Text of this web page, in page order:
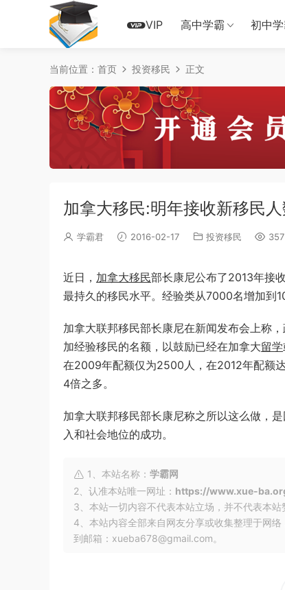
VIP 高中学霸 初中
当前位置： 首页 投资移民 正文
加拿大移民:明年接收新移民
学霸君 2016-02-17 投资移民 357
近日， 加拿大移民部长康尼公布了2013年接
最持久的移民水平。经验类从7000名增加到
加拿大联邦移民部长康尼在新闻发布会上称
加经验移民的名额，以鼓励已经在加拿大留学
在2009年配额仅为2500人，在2012年配额
4倍之多。
加拿大联邦移民部长康尼称之所以这么做，
入和社会地位的成功。
1、本站名称： 学霸网
2、认准本站唯一网址： https://www.xue-
3、本站一切内容不代表本站立场，并不代表本
4、本站内容全部来自网友分享或收集整理于网
到邮箱：xueba678@gmail.com。